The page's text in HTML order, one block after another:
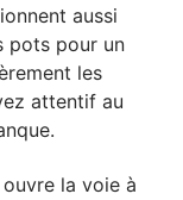
aussi
pots pour un
les
attentif au
la voie à